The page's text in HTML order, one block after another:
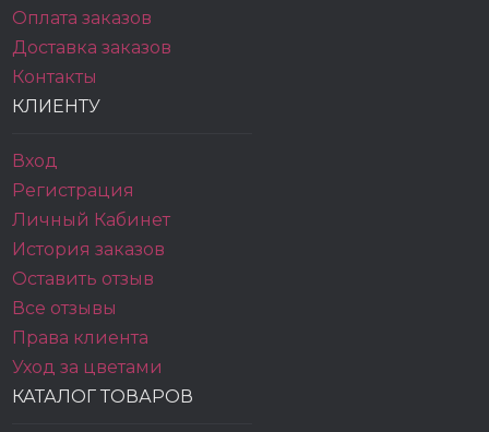
Оплата заказов
Доставка заказов
Контакты
КЛИЕНТУ
Вход
Регистрация
Личный Кабинет
История заказов
Оставить отзыв
Все отзывы
Права клиента
Уход за цветами
КАТАЛОГ ТОВАРОВ